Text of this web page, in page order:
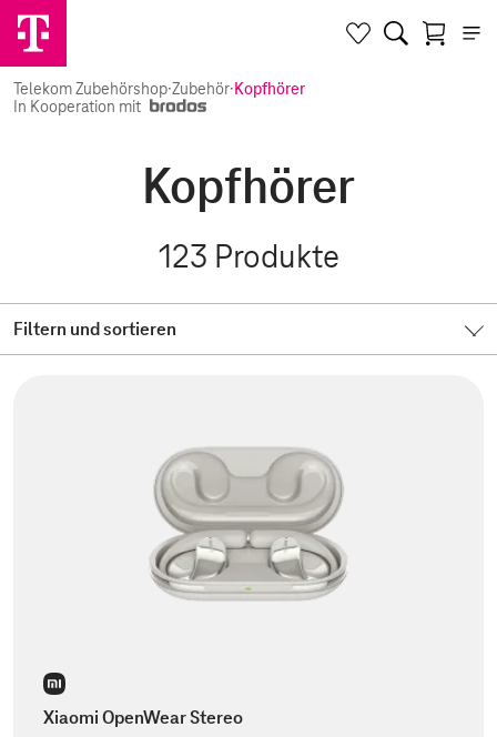
Telekom Zubehörshop·Zubehör·Kopfhörer
In Kooperation mit
Kopfhörer
123 Produkte
Filtern und sortieren
Xiaomi OpenWear Stereo